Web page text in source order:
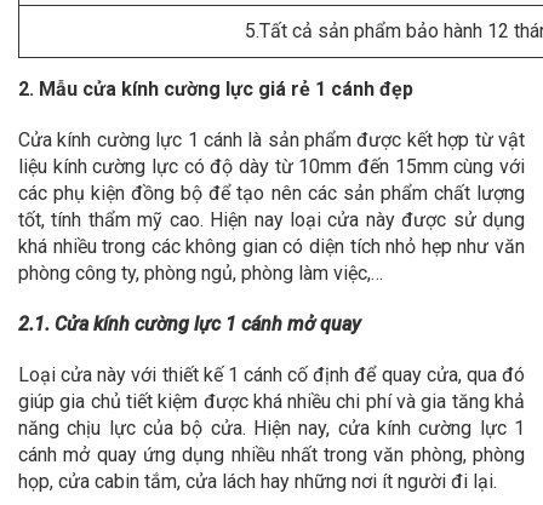
5.Tất cả sản phẩm bảo hành 12
2. Mẫu cửa kính cường lực giá rẻ 1 cánh đẹp
Cửa kính cường lực 1 cánh là sản phẩm được kết hợp từ vật
liệu kính cường lực có độ dày từ 10mm đến 15mm cùng với
các phụ kiện đồng bộ để tạo nên các sản phẩm chất lượng
tốt, tính thẩm mỹ cao. Hiện nay loại cửa này được sử dụng
khá nhiều trong các không gian có diện tích nhỏ hẹp như văn
phòng công ty, phòng ngủ, phòng làm việc,…
2.1. Cửa kính cường lực 1 cánh mở quay
Loại cửa này với thiết kế 1 cánh cố định để quay cửa, qua đó
giúp gia chủ tiết kiệm được khá nhiều chi phí và gia tăng khả
năng chịu lực của bộ cửa. Hiện nay, cửa kính cường lực 1
cánh mở quay ứng dụng nhiều nhất trong văn phòng, phòng
họp, cửa cabin tắm, cửa lách hay những nơi ít người đi lại.